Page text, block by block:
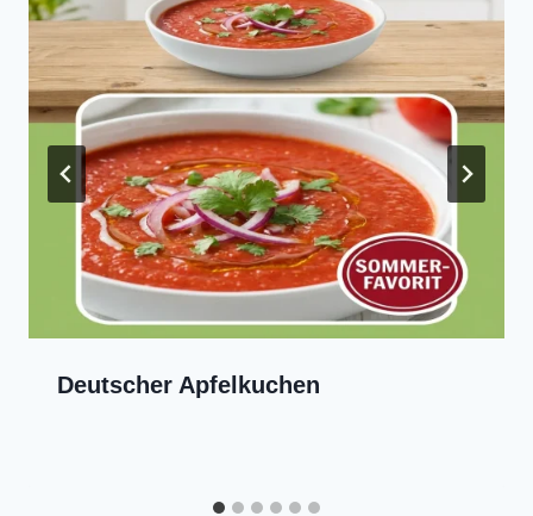
Deutscher Apfelkuchen